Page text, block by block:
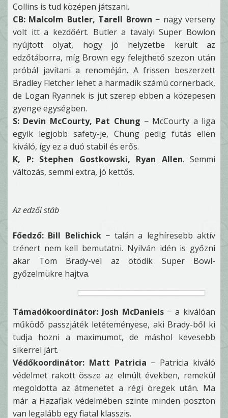
Collins is tud középen játszani.
CB: Malcolm Butler, Tarell Brown − nagy verseny
volt itt a kezdőért. Butler a tavalyi Super Bowlon
nyújtott olyat, hogy jó helyzetbe került az
edzőtáborra, míg Brown egy felejthető szezon után
próbál javítani a renoméján. A frissen beszerzett
Bradley Fletcher lehet a harmadik számú cornerback,
de Logan Ryannek is jut szerep ebben a közepesen
gyenge egységben.
S: Devin McCourty, Pat Chung − McCourty a liga
egyik legjobb safety-je, Chung pedig futás ellen
kiváló, így ez a duó stabil és erős.
K, P: Stephen Gostkowski, Ryan Allen. Semmi
változás, semmi extra, jó kettős.
Az edzői stáb
Főedző: Bill Belichick− talán a leghíresebb aktív
trénert nem kell bemutatni. Nyilván idén is győzni
akar Tom Brady-vel az ötödik Super Bowl-
győzelmükre hajtva.
Támadókoordinátor: Josh McDaniels− a kiválóan
működő passzjáték letéteményese, aki Brady-ből ki
tudja hozni a maximumot, de máshol kevesebb
sikerrel járt.
Védőkoordinátor: Matt Patricia − Patricia kiváló
védelmet rakott össze az elmúlt években, remekül
megoldotta az átmenetet a régi öregek után. Ma
már a Hazafiak védelmében szinte minden poszton
van legalább egy fiatal klasszis.